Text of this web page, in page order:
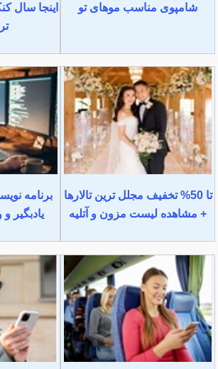
شامپوی مناسب موهای تو
اینجا سال
تا 50% تخفیف مجلل ترین تالارها
+ مشاهده لیست مزون و آتلیه
برنامه
یادبگیر